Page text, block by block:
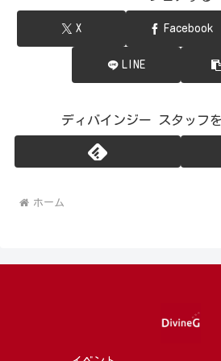
X Facebook
LINE
ディバインジー スタッフ
ホーム